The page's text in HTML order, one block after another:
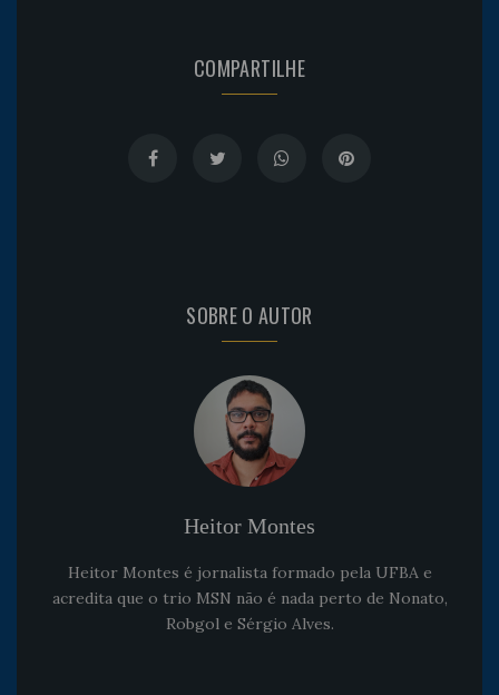
COMPARTILHE
SOBRE O AUTOR
Heitor Montes
Heitor Montes é jornalista formado pela UFBA e
acredita que o trio MSN não é nada perto de Nonato,
Robgol e Sérgio Alves.